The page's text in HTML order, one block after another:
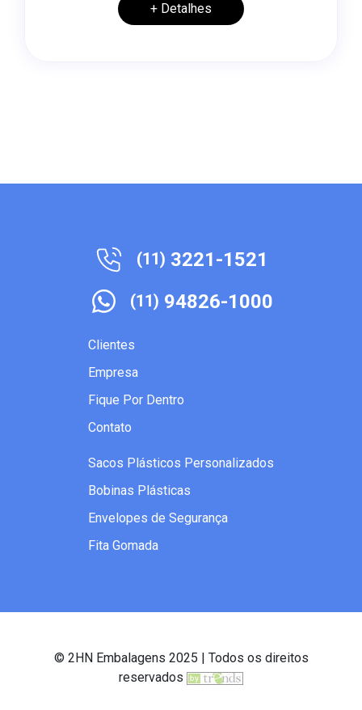
+ Detalhes
(11) 3221-1521
(11) 94826-1000
Clientes
Empresa
Fique Por Dentro
Contato
Sacos Plásticos Personalizados
Bobinas Plásticas
Envelopes de Segurança
Fita Gomada
© 2HN Embalagens 2025 | Todos os direitos
reservados